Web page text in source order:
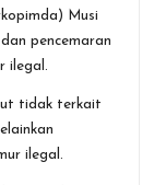
Musi
pencemaran
ilegal.
tidak terkait
ilegal.